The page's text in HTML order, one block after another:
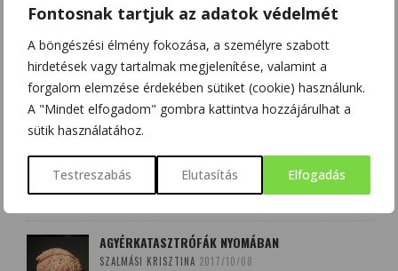
Fontosnak tartjuk az adatok védelmét
A böngészési élmény fokozása, a személyre szabott
hirdetések vagy tartalmak megjelenítése, valamint a
forgalom elemzése érdekében sütiket (cookie) használunk.
A "Mindet elfogadom" gombra kattintva hozzájárulhat a
sütik használatához.
Testreszabás Elutasítás Elfogadás
A QUERCETIN (KVERCETIN) ÉS A D-VITAMIN –
SZÖVETSÉGESEK A KORONAVÍRUS ELLEN?
HAJAS BEATRIX - SZOBOSZLAI KRISZTINA 2020/03/20
BOLDOGSÁGUNK NÉGY FORRÁSA: DOPAMIN,
ENDORFIN, SZEROTONIN ÉS OXITOCIN
AGYÉRKATASZTRÓFÁK NYOMÁBAN
SZALMÁSI KRISZTINA 2017/10/08